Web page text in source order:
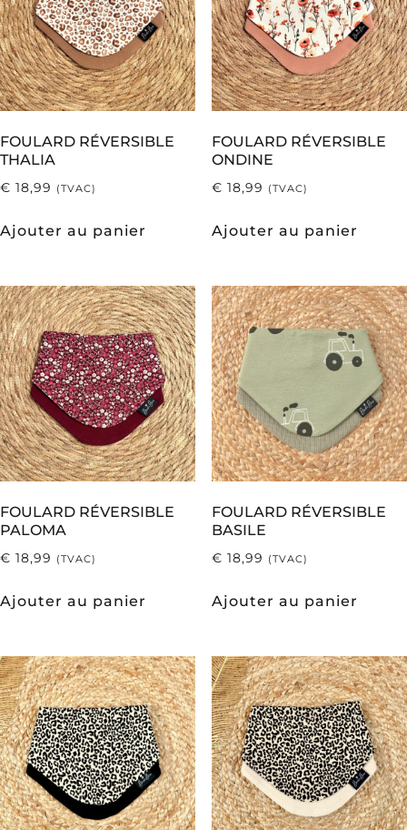
FOULARD RÉVERSIBLE
THALIA
€ 18,99 (TVAC)
Ajouter au panier
FOULARD RÉVERSIBLE
ONDINE
€ 18,99 (TVAC)
Ajouter au panier
FOULARD RÉVERSIBLE
PALOMA
€ 18,99 (TVAC)
Ajouter au panier
FOULARD RÉVERSIBLE
BASILE
€ 18,99 (TVAC)
Ajouter au panier